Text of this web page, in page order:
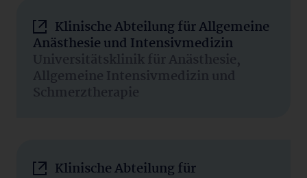
Klinische Abteilung für Allgemeine
Anästhesie und Intensivmedizin
Universitätsklinik für Anästhesie,
Allgemeine Intensivmedizin und
Schmerztherapie
Klinische Abteilung für